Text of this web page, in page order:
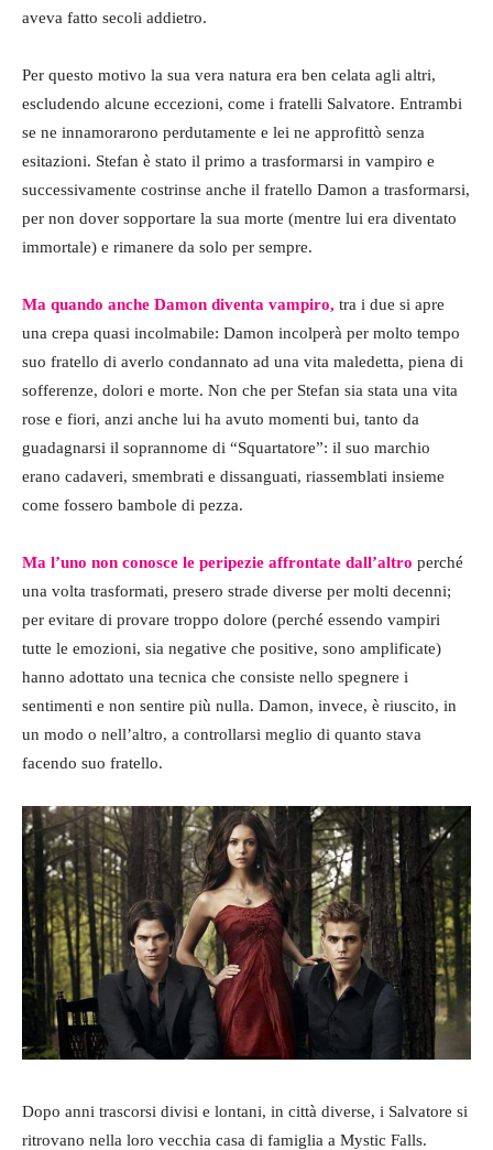
aveva fatto secoli addietro.
Per questo motivo la sua vera natura era ben celata agli altri,
escludendo alcune eccezioni, come i fratelli Salvatore. Entrambi
se ne innamorarono perdutamente e lei ne approfittò senza
esitazioni. Stefan è stato il primo a trasformarsi in vampiro e
successivamente costrinse anche il fratello Damon a trasformarsi,
per non dover sopportare la sua morte (mentre lui era diventato
immortale) e rimanere da solo per sempre.
Ma quando anche Damon diventa vampiro, tra i due si apre
una crepa quasi incolmabile: Damon incolperà per molto tempo
suo fratello di averlo condannato ad una vita maledetta, piena di
sofferenze, dolori e morte. Non che per Stefan sia stata una vita
rose e fiori, anzi anche lui ha avuto momenti bui, tanto da
guadagnarsi il soprannome di “Squartatore”: il suo marchio
erano cadaveri, smembrati e dissanguati, riassemblati insieme
come fossero bambole di pezza.
Ma l’uno non conosce le peripezie affrontate dall’altro perché
una volta trasformati, presero strade diverse per molti decenni;
per evitare di provare troppo dolore (perché essendo vampiri
tutte le emozioni, sia negative che positive, sono amplificate)
hanno adottato una tecnica che consiste nello spegnere i
sentimenti e non sentire più nulla. Damon, invece, è riuscito, in
un modo o nell’altro, a controllarsi meglio di quanto stava
facendo suo fratello.
Dopo anni trascorsi divisi e lontani, in città diverse, i Salvatore si
ritrovano nella loro vecchia casa di famiglia a Mystic Falls.